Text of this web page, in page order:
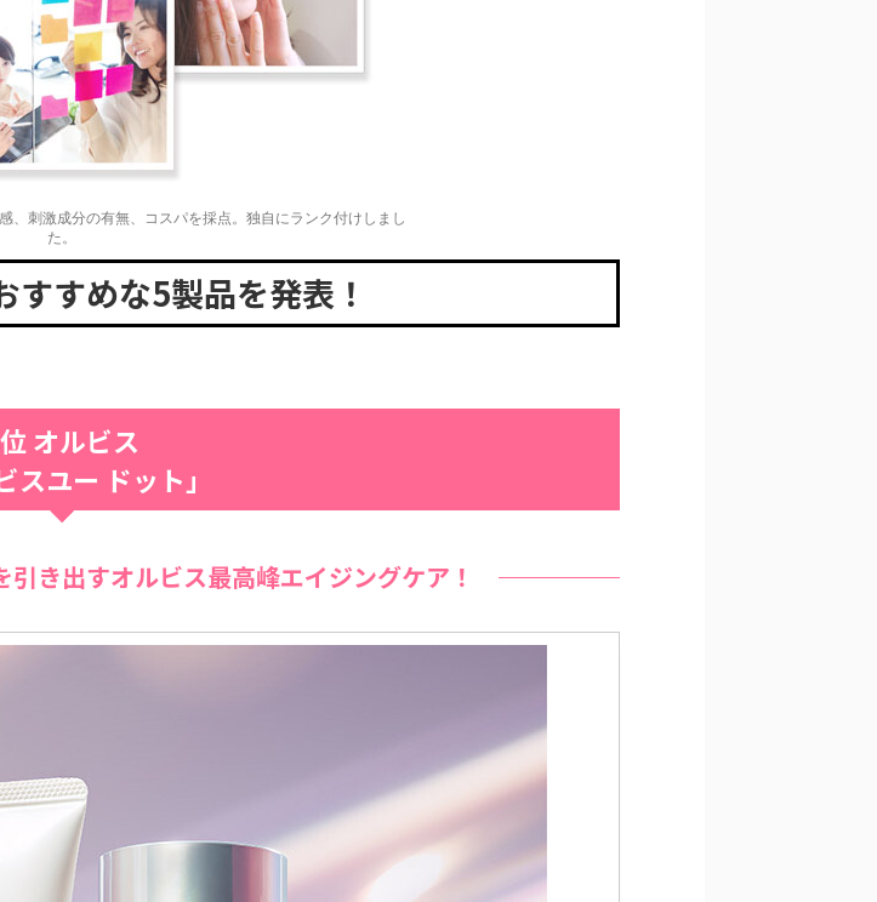
、刺激成分の有無、コスパを採点。独自にランク付けしまし
た。
すすめな5製品を発表！
オルビス
スユー ドット」
き出すオルビス最高峰エイジングケア！